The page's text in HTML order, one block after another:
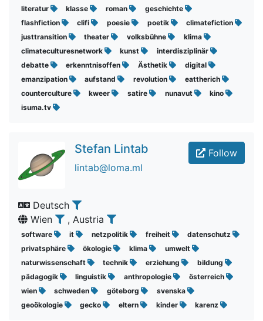
literatur klasse roman
geschichte
flashfiction
clifi poesie poetik
climatefiction
justtransition
theater volksbühne
klima
climateculturesnetwork
kunst
interdisziplinär
debatte
erkenntnisoffen Ästhetik
digital
emanzipation
aufstand revolution
eattherich
counterculture
kweer satire nunavut
kino
isuma.tv
Follow
Stefan Lintab
lintab@loma.ml
Deutsch
Wien
, Austria
software it netzpolitik freiheit
datenschutz
privatsphäre
ökologie klima
umwelt
naturwissenschaft
technik erziehung
bildung
pädagogik
linguistik anthropologie
österreich
wien
schweden göteborg
svenska
geoökologie
gecko eltern kinder karenz